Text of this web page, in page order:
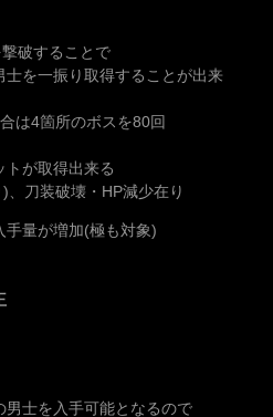
破することで
を一振り取得することが出来
は4箇所のボスを80回
トが取得出来る
、刀装破壊・HP減少在り
手量が増加(極も対象)
士を入手可能となるので